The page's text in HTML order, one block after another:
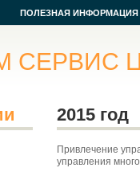
СЕРВИС
ПОЛЕЗНАЯ ИНФОРМАЦИЯ
2015 год
Привлечение
управления